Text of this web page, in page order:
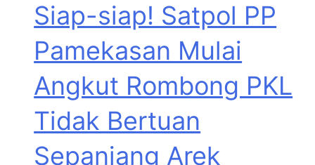
Siap-siap! Satpol PP
Pamekasan Mulai
Angkut Rombong PKL
Tidak Bertuan
Sepanjang Arek